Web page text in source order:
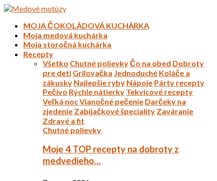
MOJA ČOKOLÁDOVÁ KUCHÁRKA
Moja medová kuchárka
Moja storočná kuchárka
Recepty
Všetko Chutné polievkyČo na obed Dobroty
pre deti Grilovačka Jednoduché Koláče a
zákusky Najlepšie ryby Nápoje Párty recepty
Pečivo Rýchle nátierky Tekvicové recepty
Veľká nocVianočné pečenie Darčeky na
zjedenie Zabíjačkové špeciality Zaváranie
Zdravé a fit
Chutné polievky
Moje 4 TOP recepty na dobroty z
medvedieho…